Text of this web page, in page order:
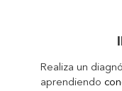
Realiza un
aprendiendo